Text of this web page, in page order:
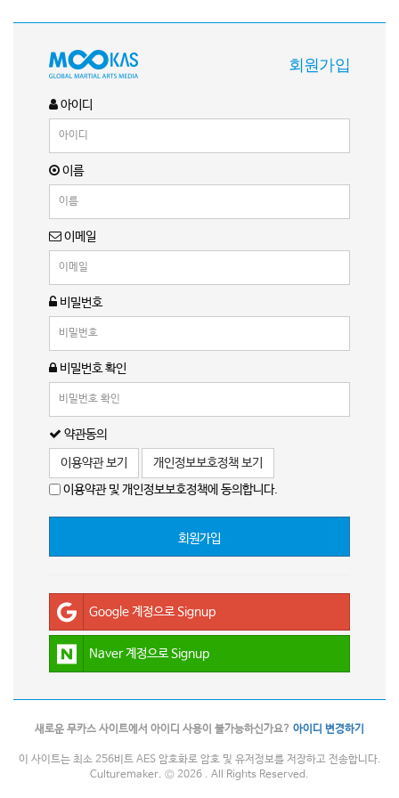
회원가입
아이디
이름
이메일
비밀번호
비밀번호 확인
약관동의
이용약관 보기
개인정보보호정책 보기
이용약관 및 개인정보보호정책에 동의합니다.
회원가입
Google 계정으로 Signup
Naver 계정으로 Signup
새로운 무카스 사이트에서 아이디 사용이 불가능하신가요? 아이디 변경하기
이 사이트는 최소 256비트 AES 암호화로 암호 및 유저정보를 저장하고 전송합니다.
Culturemaker. © 2026 . All Rights Reserved.